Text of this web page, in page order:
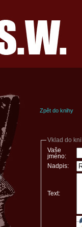
Zpět do knihy
Vklad do
Vaše
jméno:
Nadpis:
Text: